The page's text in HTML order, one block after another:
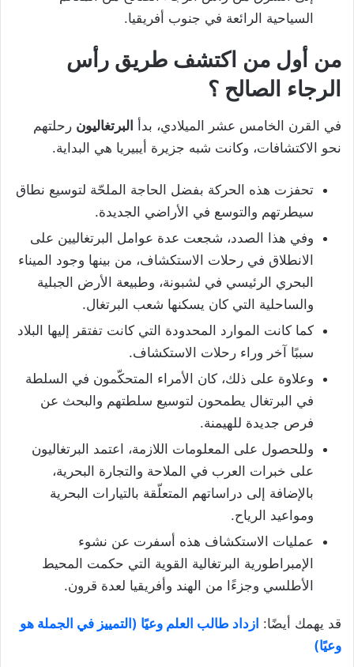
السياحية الرائعة في جنوب أفريقيا.
من أول من اكتشف طريق رأس
الرجاء الصالح ؟
في القرن الخامس عشر الميلادي، بدأ البرتغاليون رحلتهم
نحو الاكتشافات، وكانت شبه جزيرة أيبيريا هي البداية.
تحفزت هذه الحركة بفضل الحاجة الملحّة لتوسيع نطاق
سيطرتهم والتوسع في الأراضي الجديدة.
وفي هذا الصدد، شجعت عدة عوامل البرتغاليين على
الانطلاق في رحلات الاستكشاف، من بينها وجود الميناء
البحري الرئيسي في لشبونة، وطبيعة الأرض الجبلية
والساحلية التي كان يسكنها شعب البرتغال.
كما كانت الموارد المحدودة التي كانت تفتقر إليها البلاد
سببًا آخر وراء رحلات الاستكشاف.
وعلاوة على ذلك، كان الأمراء المتحكّمون في السلطة
في البرتغال يطمحون لتوسيع سلطتهم والبحث عن
فرص جديدة للهيمنة.
وللحصول على المعلومات اللازمة، اعتمد البرتغاليون
على خبرات العرب في الملاحة والتجارة البحرية،
بالإضافة إلى دراساتهم المتعلّقة بالتيارات البحرية
ومواعيد الرياح.
عمليات الاستكشاف هذه أسفرت عن نشوء
الإمبراطورية البرتغالية القوية التي حكمت المحيط
الأطلسي وجزءًا من الهند وأفريقيا لعدة قرون.
قد يهمك أيضًا: ازداد طالب العلم وعيًا (التمييز في الجملة هو
وعيًا)